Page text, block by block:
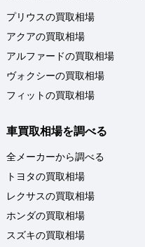
プリウスの買取相場
アクアの買取相場
アルファードの買取相場
ヴォクシーの買取相場
フィットの買取相場
車買取相場を調べる
全メーカーから調べる
トヨタの買取相場
レクサスの買取相場
ホンダの買取相場
スズキの買取相場